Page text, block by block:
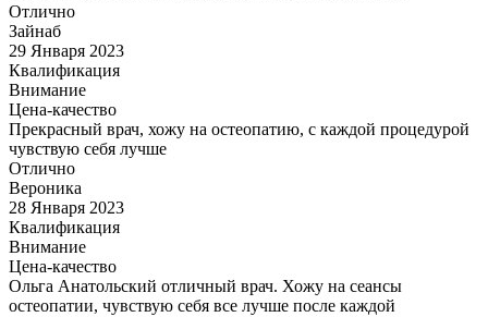
Отлично
Зайнаб
29 Января 2023
Квалификация
Внимание
Цена-качество
Прекрасный врач, хожу на остеопатию, с каждой процедурой
чувствую себя лучше
Отлично
Вероника
28 Января 2023
Квалификация
Внимание
Цена-качество
Ольга Анатольский отличный врач. Хожу на сеансы
остеопатии, чувствую себя все лучше после каждой